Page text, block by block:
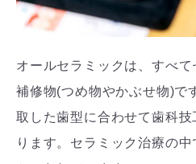
オールセラミックは、すべ
補修物(つめ物やかぶせ物)で
取した歯型に合わせて歯科
ります。セラミック治療の